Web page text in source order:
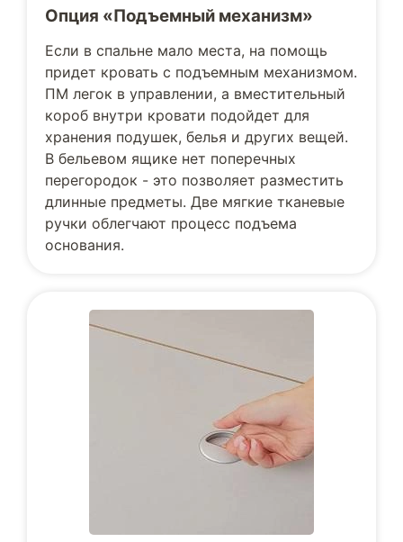
Опция «Подъемный механизм»
Если в спальне мало места, на помощь
придет кровать с подъемным механизмом.
ПМ легок в управлении, а вместительный
короб внутри кровати подойдет для
хранения подушек, белья и других вещей.
В бельевом ящике нет поперечных
перегородок - это позволяет разместить
длинные предметы. Две мягкие тканевые
ручки облегчают процесс подъема
основания.